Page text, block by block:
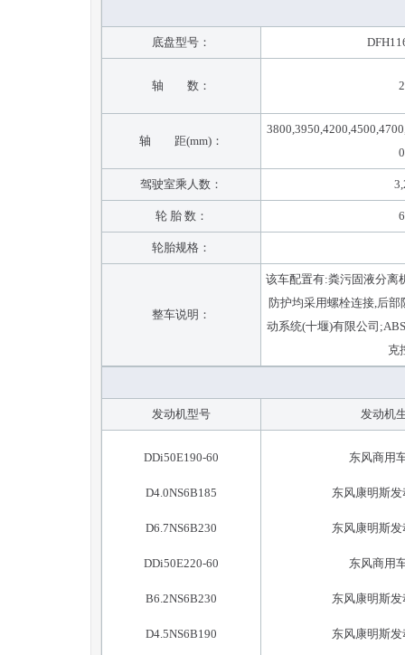
底盘型号：
轴 数： 2
轴 距(mm)：
0
驾驶室乘人数：
轮 胎 数： 6
轮胎规格：
整车说明：
该车配置有:粪污固液分离
防护均采用螺栓连接,后部
动系统(十堰)有限公司
克
发动机型号 发动机
DDi50E190-60
D4.0NS6B185
D6.7NS6B230
DDi50E220-60
B6.2NS6B230
D4.5NS6B190
东风商用
东风康明斯
东风康明斯
东风商用
东风康明斯
东风康明斯